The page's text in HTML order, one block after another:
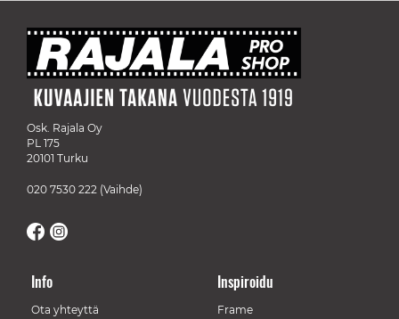
Osk. Rajala Oy
PL 175
20101 Turku
020 7530 222 (Vaihde)
Info
Ota yhteyttä
Inspiroidu
Frame